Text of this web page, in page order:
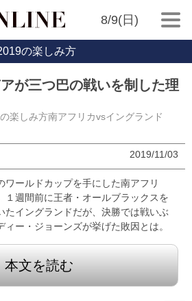
8/9(日)
の楽しみ方
が三つ巴の戦いを制した理
楽しみ方南アフリカvsイングランド
2019/11/03
ワールドカップを手にした南アフリ
１週間前に王者・オールブラックスを
たイングランドだが、決勝では戦いぶ
ィー・ジョーンズが挙げた敗因とは。
本文を読む